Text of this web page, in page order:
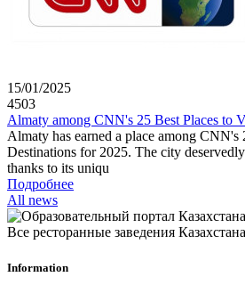
15/01/2025
4503
Almaty among CNN's 25 Best Places to
Almaty has earned a place among CNN's
Destinations for 2025. The city
thanks to its uniqu
Подробнее
All news
Все ресторанные заведения Казахстана
Information